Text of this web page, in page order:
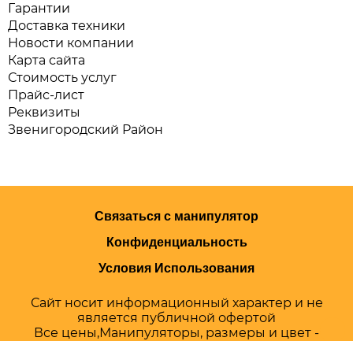
Гарантии
Доставка техники
Новости компании
Карта сайта
Стоимость услуг
Прайс-лист
Реквизиты
Звенигородский Район
Связаться с манипулятор
Конфиденциальность
Условия Использования
Сайт носит информационный характер и не
является публичной офертой
Все цены,Манипуляторы, размеры и цвет -